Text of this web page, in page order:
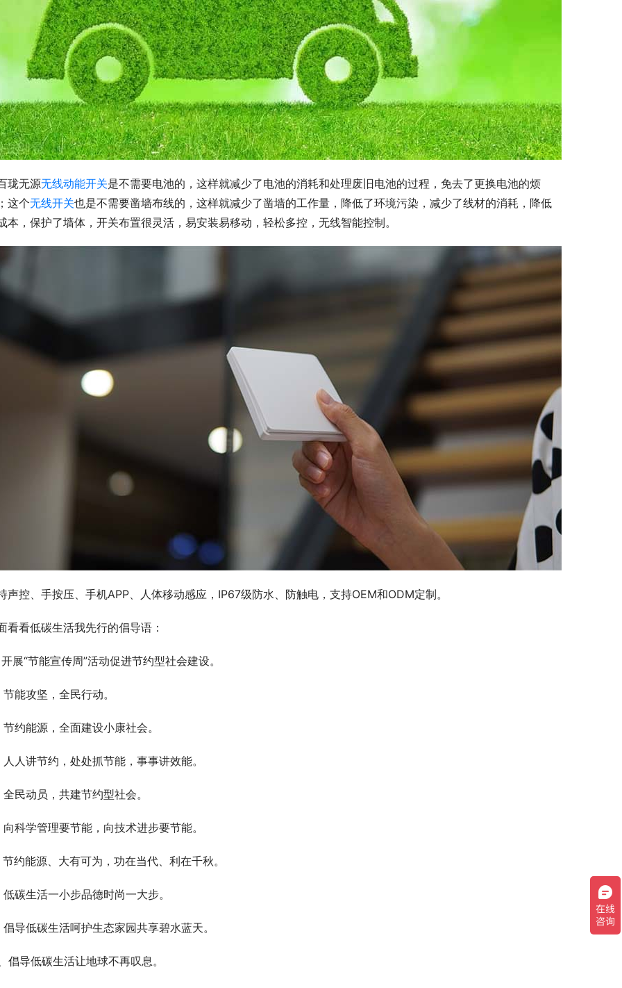
珑无源无线动能开关是不需要电池的，这样就减少了电池的消耗和处理废旧电池的过程，免去了更换电池的烦
这个无线开关也是不需要凿墙布线的，这样就减少了凿墙的工作量，降低了环境污染，减少了线材的消耗，降低
本，保护了墙体，开关布置很灵活，易安装易移动，轻松多控，无线智能控制。
声控、手按压、手机APP、人体移动感应，IP67级防水、防触电，支持OEM和ODM定制。
看看低碳生活我先行的倡导语：
展“节能宣传周”活动促进节约型社会建设。
能攻坚，全民行动。
节约能源，全面建设小康社会。
人人讲节约，处处抓节能，事事讲效能。
全民动员，共建节约型社会。
向科学管理要节能，向技术进步要节能。
约能源、大有可为，功在当代、利在千秋。
低碳生活一小步品德时尚一大步。
倡导低碳生活呵护生态家园共享碧水蓝天。
倡导低碳生活让地球不再叹息。